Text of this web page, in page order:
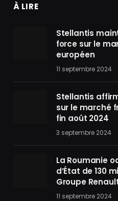
À LIRE
Stellantis
force sur le
européen
11 septembre 2024
Stellantis
sur le marché
fin août 2024
3 septembre 2024
La Roumanie
d’État de 130
Groupe
11 septembre 2024